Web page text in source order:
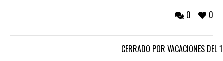
0
0
CERRADO POR VACACIONES